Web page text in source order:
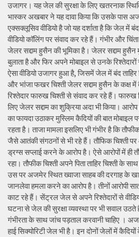
उजागर। यह जेल की सुरक्षा के लिए खतरनाक
भास्कर अखबार ने यह दावा किया कि उसके पास
एक्सक्लूसिव वीडियो है जो यह दर्शाता है कि जेल में
वीडियो कॉलिंग पर संवाद कर रहे हैं। गंभीर और
जेलर सद्दाम हुसैन की भूमिका है। जेलर सद्दाम हुसैन
बुलाता है और फिर अपने मोबाइल से उनके
ऐसा वीडियो उजागर हुआ है, जिसमें जेल में बंद ताहिर
और भांजा फखर चिश्ती जेलर सद्दाम हुसैन के कक्ष
रिश्तेदार फारुख चिश्ती से संवाद कर रहे हैं। फारुख
लिए जेलर सद्दाम का शुक्रिया अदा भी किया।
का फायदा उठाकर मुस्लिम कैदियों की बात मोबाइल
रहता है। ताजा मामला इसलिए भी गंभीर है कि
जैसे आतंकी संगठनों से भी रहे हैं। तौफिक चिश्ती
ड्रग्स सप्लाई करने के आरोप है। ऐसे आरोपों में ही
रहा। तौफीक चिश्ती अपने पिता ताहिर चिश्ती के
उस पर अजमेर स्थित ख्वाजा साहब की दरगाह के
जानलेवा हमला करने का आरोप है। तीनों आरोपी
काट रहे हैं। सेंट्रल जेल से अपने रिश्तेदारों से
घटना से जेल की सुरक्षा व्यवस्था पर भी सवाल
गंभीरता के साथ जांच पड़ताल करवानी चाहिए
हाई सिक्योरिटी जेल भी है। इन दोनों जेलों में